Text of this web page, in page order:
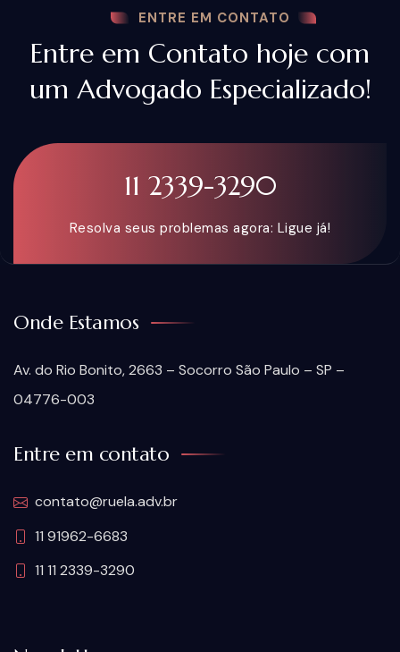
ENTRE EM CONTATO
Entre em Contato hoje com
um Advogado Especializado!
11 2339-3290
Resolva seus problemas agora: Ligue já!
Onde Estamos
Av. do Rio Bonito, 2663 – Socorro São Paulo – SP –
04776-003
Entre em contato
contato@ruela.adv.br
11 91962-6683
11 11 2339-3290